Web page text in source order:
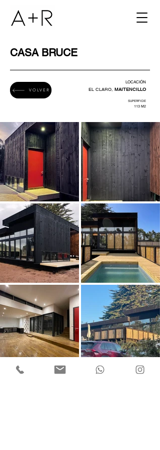
CASA BRUCE
LOCACIÓN
​EL CLARO, MAITENCILLO
VOLVER
SUPERFICIE
113 M2